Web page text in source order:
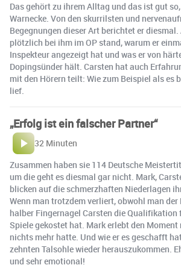
Das gehört zu ihrem Alltag und das ist gut
Warnecke. Von den skurrilsten und
Begegnungen dieser Art berichtet er
plötzlich bei ihm im OP stand, warum er
Inspekteur angezeigt hat und was er von
Dopingsünder hält. Carsten hat auch
mit den Hörern teilt: Wie zum Beispiel als es
lief.
„Erfolg ist ein falscher Partner“
32 Minuten
Zusammen haben sie 114 Deutsche
um die geht es diesmal gar nicht. Mark,
blicken auf die schmerzhaften Niederlagen
Wenn man trotzdem verliert, obwohl man der
halber Fingernagel Carsten die Qualifikation
Spiele gekostet hat. Mark erlebt den Moment
nichts mehr hatte. Und wie er es geschafft
zehnten Talsohle wieder herauszukommen.
und sehr emotional!